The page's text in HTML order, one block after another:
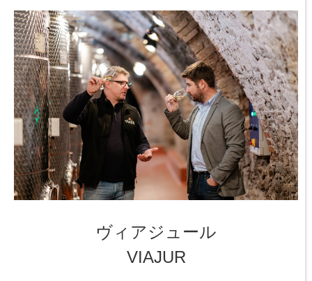
ヴィアジュール
VIAJUR